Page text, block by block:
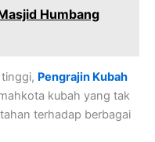
Humbang
Pengrajin Kubah
kubah yang tak
terhadap berbagai